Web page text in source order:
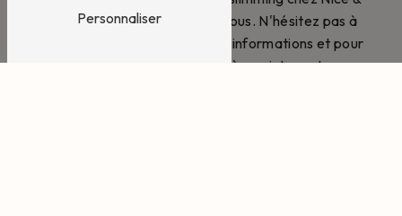
Spa Maurepas est fait pour vous. N'hésitez pas à
contacter l'équipe pour plus d'informations et pour
réserver votre séance dès maintenant.
Personnaliser